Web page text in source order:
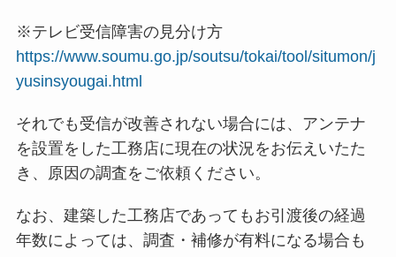
※テレビ受信障害の見分け方
https://www.soumu.go.jp/soutsu/tokai/tool/situmon/j
yusinsyougai.html
それでも受信が改善されない場合には、アンテナ
を設置をした工務店に現在の状況をお伝えいたた
き、原因の調査をご依頼ください。
なお、建築した工務店であってもお引渡後の経過
年数によっては、調査・補修が有料になる場合も